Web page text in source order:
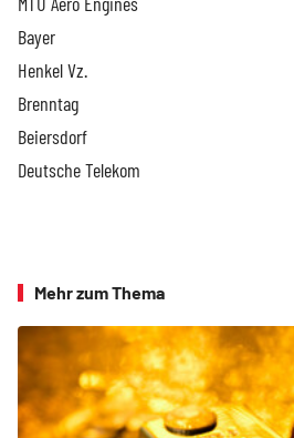
Bayer
Henkel Vz.
Brenntag
Beiersdorf
Deutsche Telekom
Mehr zum Thema